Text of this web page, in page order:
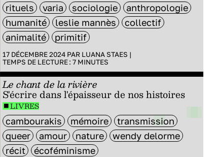
rituels
varia sociologie
anthropologie
humanité
leslie mannès
collectif
animalité
primitif
17 DÉCEMBRE 2024 PAR LUANA STAES |
TEMPS DE LECTURE : 7MINUTES
Le chant de la rivière
S'écrire dans l'épaisseur de nos histoires
LIVRES
cambourakis mémoire
transmission
queer
amour nature
wendy delorme
récit
écoféminisme